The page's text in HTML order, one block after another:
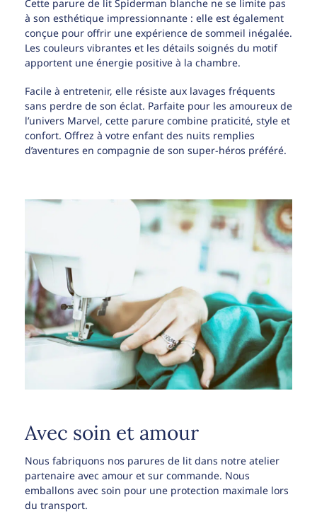
Cette parure de lit Spiderman blanche ne se limite pas
à son esthétique impressionnante : elle est également
conçue pour offrir une expérience de sommeil inégalée.
Les couleurs vibrantes et les détails soignés du motif
apportent une énergie positive à la chambre.
Facile à entretenir, elle résiste aux lavages fréquents
sans perdre de son éclat. Parfaite pour les amoureux de
l’univers Marvel, cette parure combine praticité, style et
confort. Offrez à votre enfant des nuits remplies
d’aventures en compagnie de son super-héros préféré.
Avec soin et amour
Nous fabriquons nos parures de lit dans notre atelier
partenaire avec amour et sur commande. Nous
emballons avec soin pour une protection maximale lors
du transport.